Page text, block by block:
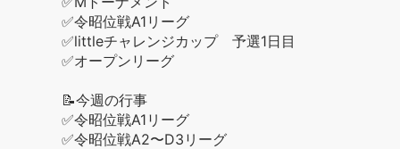
✅令昭位戦A1リーグ
✅littleチャレンジカップ 予選1日目
✅オープンリーグ
📝今週の行事
✅令昭位戦A1リーグ
✅令昭位戦A2〜D3リーグ